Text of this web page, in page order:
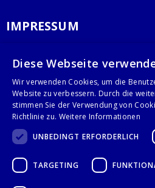
IMPRESSUM
AGB
KONTAKT
Stalgast GmbH
28359 Bremen
Diese Webseite
Wir verwenden Cookies, um die
Website zu verbessern. Durch die
stimmen Sie der Verwendung von
Richtlinie zu. Weitere Informationen
UNBEDINGT ERFORDERLICH
TARGETING